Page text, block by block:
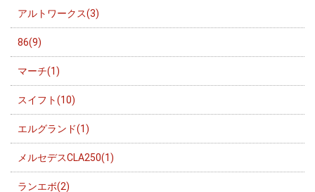
アルトワークス(3)
86(9)
マーチ(1)
スイフト(10)
エルグランド(1)
メルセデスCLA250(1)
ランエボ(2)